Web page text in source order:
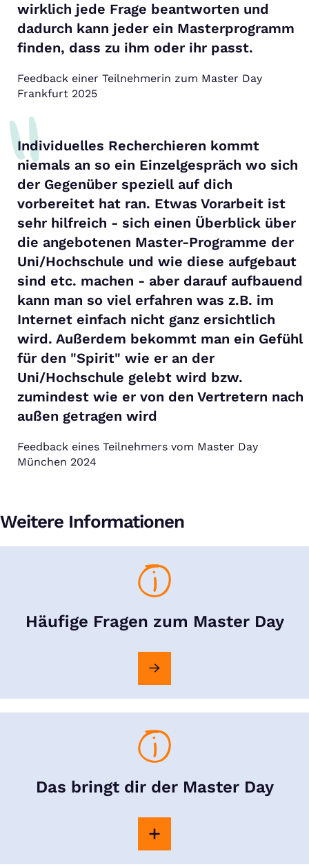
wirklich jede Frage beantworten und
dadurch kann jeder ein Masterprogramm
finden, dass zu ihm oder ihr passt.
Feedback einer Teilnehmerin zum Master Day
Frankfurt 2025
Individuelles Recherchieren kommt
niemals an so ein Einzelgespräch wo sich
der Gegenüber speziell auf dich
vorbereitet hat ran. Etwas Vorarbeit ist
sehr hilfreich - sich einen Überblick über
die angebotenen Master-Programme der
Uni/Hochschule und wie diese aufgebaut
sind etc. machen - aber darauf aufbauend
kann man so viel erfahren was z.B. im
Internet einfach nicht ganz ersichtlich
wird. Außerdem bekommt man ein Gefühl
für den "Spirit" wie er an der
Uni/Hochschule gelebt wird bzw.
zumindest wie er von den Vertretern nach
außen getragen wird
Feedback eines Teilnehmers vom Master Day
München 2024
Weitere Informationen
Häufige Fragen zum Master Day
Das bringt dir der Master Day